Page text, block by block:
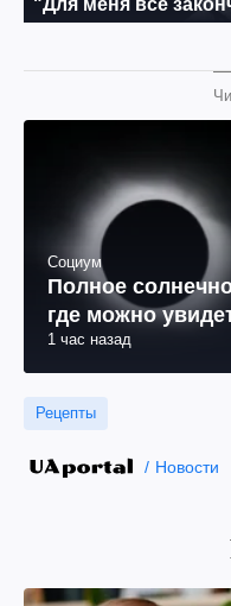
Социум
Полное
где можно
1 час назад
Рецепты
Новости